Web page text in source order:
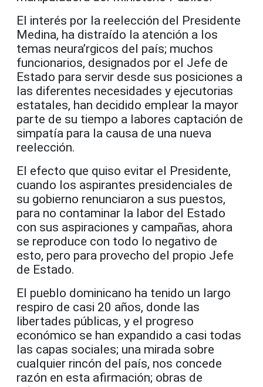
El interés por la reelección del Presidente
Medina, ha distraído la atención a los
temas neura’rgicos del país; muchos
funcionarios, designados por el Jefe de
Estado para servir desde sus posiciones a
las diferentes necesidades y ejecutorias
estatales, han decidido emplear la mayor
parte de su tiempo a labores captación de
simpatía para la causa de una nueva
reelección.
El efecto que quiso evitar el Presidente,
cuando los aspirantes presidenciales de
su gobierno renunciaron a sus puestos,
para no contaminar la labor del Estado
con sus aspiraciones y campañas, ahora
se reproduce con todo lo negativo de
esto, pero para provecho del propio Jefe
de Estado.
El pueblo dominicano ha tenido un largo
respiro de casi 20 años, donde las
libertades públicas, y el progreso
económico se han expandido a casi todas
las capas sociales; una mirada sobre
cualquier rincón del país, nos concede
razón en esta afirmación; obras de